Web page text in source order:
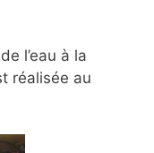
l’eau à la
réalisée au